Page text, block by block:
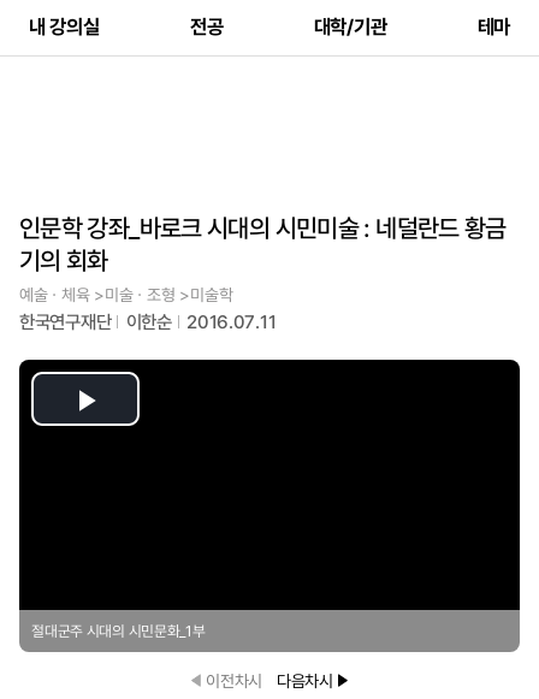
내 강의실 전공 대학/기관 테마
인문학 강좌_바로크 시대의 시민미술 : 네덜란드 황금
기의 회화
예술ㆍ체육 >미술ㆍ조형 >미술학
한국연구재단 이한순 2016.07.11
Play
절대군주 시대의 시민문화_1부
이전차시 다음차시